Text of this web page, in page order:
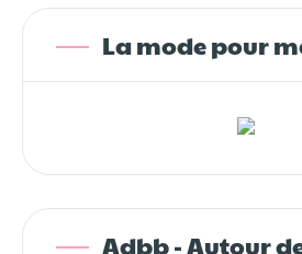
La mode pour
Adbb - Autour